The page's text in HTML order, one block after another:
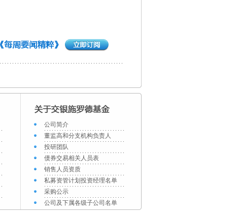
公司简介
董监高和分支机构负责人
投研团队
债券交易相关人员表
销售人员资质
私募资管计划投资经理名单
采购公示
公司及下属各级子公司名单